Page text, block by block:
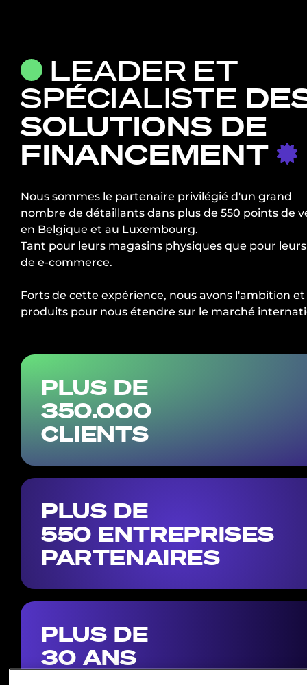
LEADER ET
SPÉCIALISTE
SOLUTIONS DE
FINANCEMENT
Nous sommes le partenaire privilégié d'un grand
nombre de détaillants dans plus de 550 points de
en Belgique et au Luxembourg.
Tant pour leurs magasins physiques que pour
de e-commerce.
Forts de cette expérience, nous avons l'ambition et
produits pour nous étendre sur le marché
PLUS DE
350.000
CLIENTS
PLUS DE
550 ENTREPRISES
PARTENAIRES
PLUS DE
30 ANS